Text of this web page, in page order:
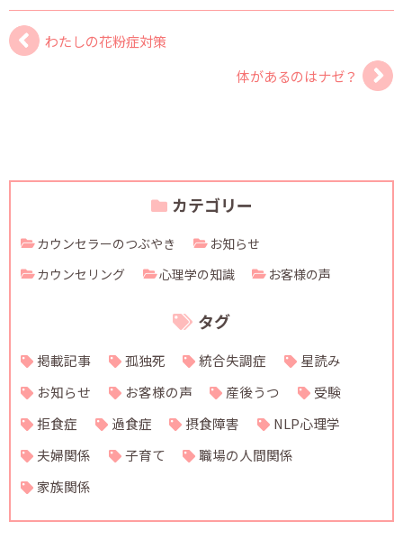
わたしの花粉症対策
体があるのはナゼ？
カテゴリー
カウンセラーのつぶやき
お知らせ
カウンセリング
心理学の知識 お客様の声
タグ
掲載記事 孤独死 統合失調症
星読み
お知らせ
お客様の声 産後うつ
受験
拒食症
過食症 摂食障害
NLP心理学
夫婦関係
子育て
職場の人間関係
家族関係